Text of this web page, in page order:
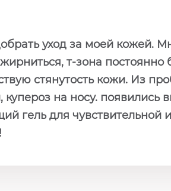
уход за моей кожей.
т-зона
стянутость кожи. Из
на носу.
гель для чувствительной